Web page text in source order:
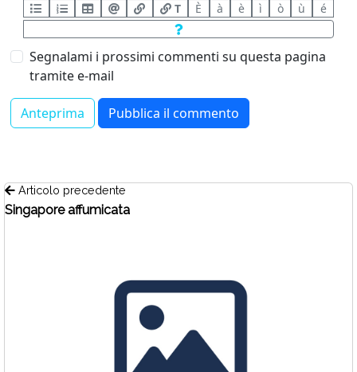
T
È à è ì ò ù é
Segnalami i prossimi commenti su questa pagina
tramite e-mail
Articolo precedente
Singapore affumicata